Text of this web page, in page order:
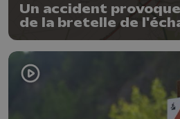
Un accident
de la bretelle de
Loncin vers Aachen